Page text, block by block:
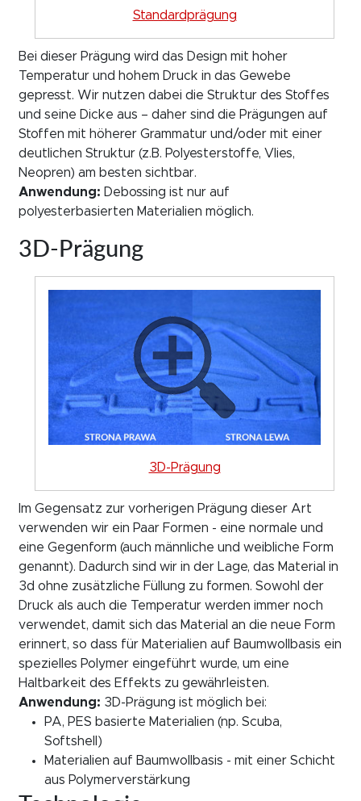
Standardprägung
Bei dieser Prägung wird das Design mit hoher
Temperatur und hohem Druck in das Gewebe
gepresst. Wir nutzen dabei die Struktur des Stoffes
und seine Dicke aus – daher sind die Prägungen auf
Stoffen mit höherer Grammatur und/oder mit einer
deutlichen Struktur (z.B. Polyesterstoffe, Vlies,
Neopren) am besten sichtbar.
Anwendung: Debossing ist nur auf
polyesterbasierten Materialien möglich.
3D-Prägung
3D-Prägung
Im Gegensatz zur vorherigen Prägung dieser Art
verwenden wir ein Paar Formen - eine normale und
eine Gegenform (auch männliche und weibliche Form
genannt). Dadurch sind wir in der Lage, das Material in
3d ohne zusätzliche Füllung zu formen. Sowohl der
Druck als auch die Temperatur werden immer noch
verwendet, damit sich das Material an die neue Form
erinnert, so dass für Materialien auf Baumwollbasis ein
spezielles Polymer eingeführt wurde, um eine
Haltbarkeit des Effekts zu gewährleisten.
Anwendung: 3D-Prägung ist möglich bei:
PA, PES basierte Materialien (np. Scuba,
Softshell)
Materialien auf Baumwollbasis - mit einer Schicht
aus Polymerverstärkung